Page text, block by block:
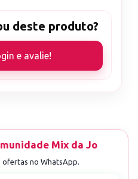
deste produto?
e avalie!